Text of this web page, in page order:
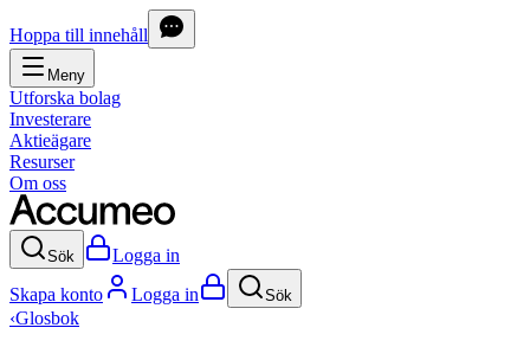
Hoppa till innehåll
Meny
Utforska bolag
Investerare
Aktieägare
Resurser
Om oss
Sök
Logga in
Skapa konto
Logga in Sök
‹Glosbok